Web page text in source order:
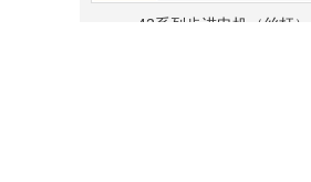
42系列步进电机（丝杆）